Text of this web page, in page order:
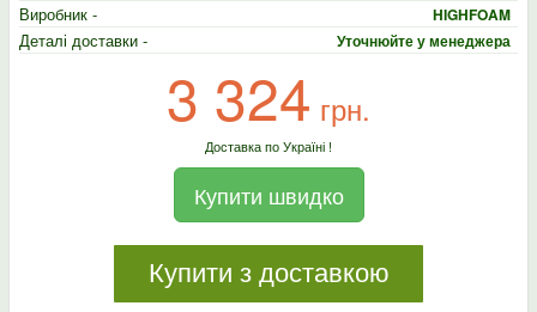
Виробник -
HIGHFOAM
Деталі доставки - Уточнюйте у менеджера
3 324 грн.
Доставка по Україні !
Купити швидко
Купити з доставкою